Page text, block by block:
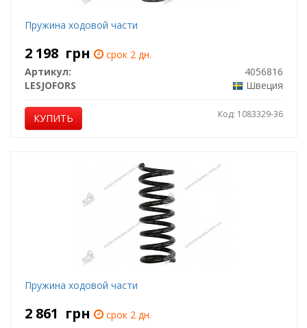
Пружина ходовой части
2 198 грн
срок 2 дн.
Артикул:
4056816
LESJOFORS
Швеция
КУПИТЬ Код: 1083329-36
Пружина ходовой части
2 861 грн
срок 2 дн.